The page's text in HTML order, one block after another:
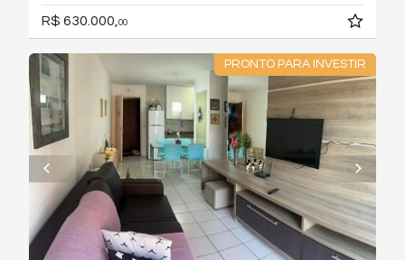
R$ 630.000, 00
PRONTO PARA INVESTIR